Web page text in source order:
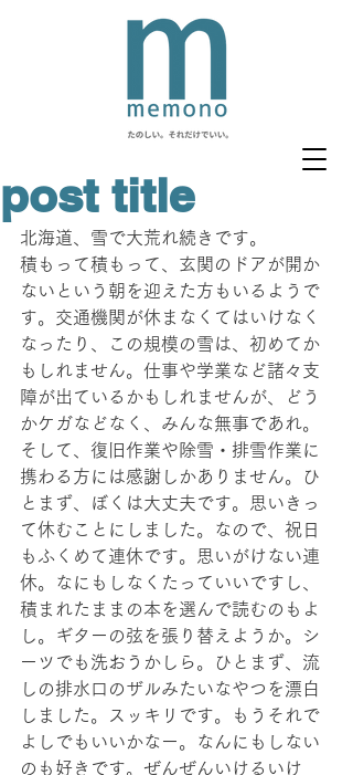
post title
北海道、雪で大荒れ続きです。
積もって積もって、玄関のドアが開か
ないという朝を迎えた方もいるようで
す。交通機関が休まなくてはいけなく
なったり、この規模の雪は、初めてか
もしれません。仕事や学業など諸々支
障が出ているかもしれませんが、どう
かケガなどなく、みんな無事であれ。
そして、復旧作業や除雪・排雪作業に
携わる方には感謝しかありません。ひ
とまず、ぼくは大丈夫です。思いきっ
て休むことにしました。なので、祝日
もふくめて連休です。思いがけない連
休。なにもしなくたっていいですし、
積まれたままの本を選んで読むのもよ
し。ギターの弦を張り替えようか。シ
ーツでも洗おうかしら。ひとまず、流
しの排水口のザルみたいなやつを漂白
しました。スッキリです。もうそれで
よしでもいいかなー。なんにもしない
のも好きです。ぜんぜんいけるいけ